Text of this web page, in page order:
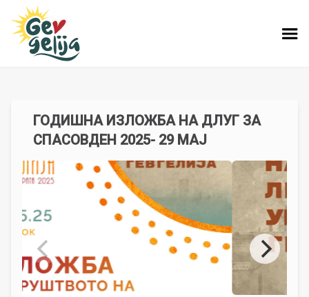
ГОДИШНА ИЗЛОЖБА НА ДЛУГ ЗА
СПАСОВДЕН 2025- 29 МАЈ